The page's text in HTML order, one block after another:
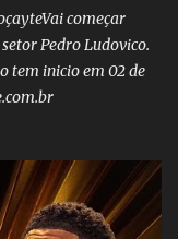
do Mané Membro
Rádio ...
começar
Pedro Ludovico.
tem inicio em 02 de